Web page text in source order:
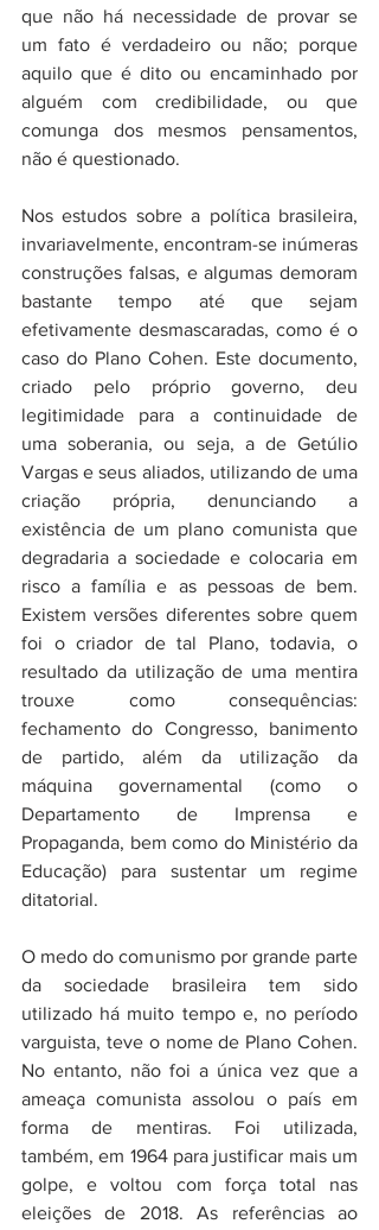
que não há necessidade de provar se
um fato é verdadeiro ou não; porque
aquilo que é dito ou encaminhado por
alguém com credibilidade, ou que
comunga dos mesmos pensamentos,
não é questionado.
Nos estudos sobre a política brasileira,
invariavelmente, encontram-se inúmeras
construções falsas, e algumas demoram
bastante tempo até que sejam
efetivamente desmascaradas, como é o
caso do Plano Cohen. Este documento,
criado pelo próprio governo, deu
legitimidade para a continuidade de
uma soberania, ou seja, a de Getúlio
Vargas e seus aliados, utilizando de uma
criação própria, denunciando a
existência de um plano comunista que
degradaria a sociedade e colocaria em
risco a família e as pessoas de bem.
Existem versões diferentes sobre quem
foi o criador de tal Plano, todavia, o
resultado da utilização de uma mentira
trouxe como consequências:
fechamento do Congresso, banimento
de partido, além da utilização da
máquina governamental (como o
Departamento de Imprensa e
Propaganda, bem como do Ministério da
Educação) para sustentar um regime
ditatorial.
O medo do comunismo por grande parte
da sociedade brasileira tem sido
utilizado há muito tempo e, no período
varguista, teve o nome de Plano Cohen.
No entanto, não foi a única vez que a
ameaça comunista assolou o país em
forma de mentiras. Foi utilizada,
também, em 1964 para justificar mais um
golpe, e voltou com força total nas
eleições de 2018. As referências ao